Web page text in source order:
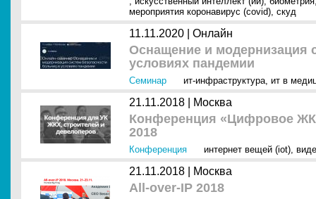
мероприятия коронавирус (covid), скуд
11.11.2020 | Онлайн
Оснащение и модернизация
условиях пандемии
Семинар ит-инфраструктура, ит в
21.11.2018 | Москва
Конференция «Цифровое
2018
Конференция интернет вещей (iot),
21.11.2018 | Москва
All-over-IP 2018